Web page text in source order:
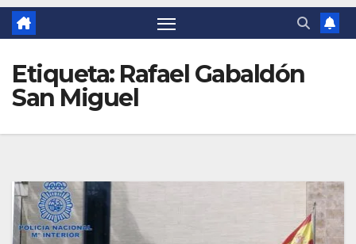
Etiqueta: Rafael Gabaldón
San Miguel